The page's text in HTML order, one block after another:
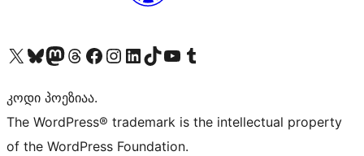
Visit our X (formerly Twitter) account
Visit our Bluesky account
Visit our Mastodon account
Visit our Threads account
Visit our Facebook page
Visit our Instagram account
Visit our LinkedIn account
Visit our TikTok account
Visit our YouTube channel
Visit our Tumblr account
კოდი პოეზიაა.
The WordPress® trademark is the intellectual property
of the WordPress Foundation.